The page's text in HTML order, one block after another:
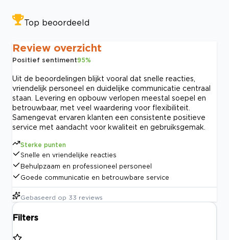
Top beoordeeld
Review overzicht
Positief sentiment95%
Uit de beoordelingen blijkt vooral dat snelle reacties,
vriendelijk personeel en duidelijke communicatie centraal
staan. Levering en opbouw verlopen meestal soepel en
betrouwbaar, met veel waardering voor flexibiliteit.
Samengevat ervaren klanten een consistente positieve
service met aandacht voor kwaliteit en gebruiksgemak.
Sterke punten
Snelle en vriendelijke reacties
Behulpzaam en professioneel personeel
Goede communicatie en betrouwbare service
Gebaseerd op 33 reviews
Filters